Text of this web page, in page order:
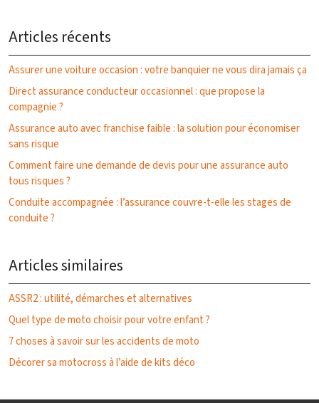
Articles récents
Assurer une voiture occasion : votre banquier ne vous dira jamais ça
Direct assurance conducteur occasionnel : que propose la
compagnie ?
Assurance auto avec franchise faible : la solution pour économiser
sans risque
Comment faire une demande de devis pour une assurance auto
tous risques ?
Conduite accompagnée : l’assurance couvre-t-elle les stages de
conduite ?
Articles similaires
ASSR2 : utilité, démarches et alternatives
Quel type de moto choisir pour votre enfant ?
7 choses à savoir sur les accidents de moto
Décorer sa motocross à l’aide de kits déco